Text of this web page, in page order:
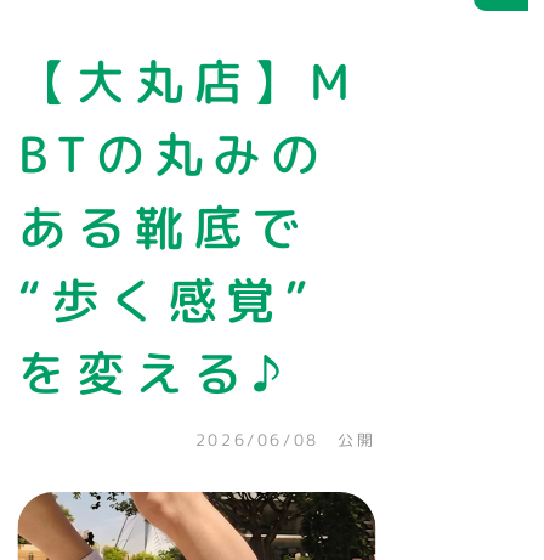
【大丸店】M
BTの丸みの
ある靴底で
“歩く感覚”
を変える♪
2026/06/08 公開